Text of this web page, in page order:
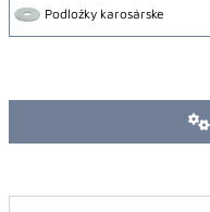
Podložky karosárske